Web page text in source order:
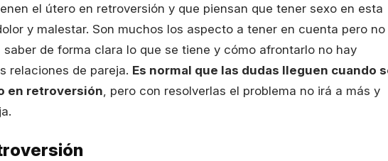
el útero en retroversión y que piensan que tener sexo en esta
y malestar. Son muchos los aspecto a tener en cuenta pero no
de forma clara lo que se tiene y cómo afrontarlo no hay
relaciones de pareja. Es normal que las dudas lleguen cuando
en retroversión , pero con resolverlas el problema no irá a más y